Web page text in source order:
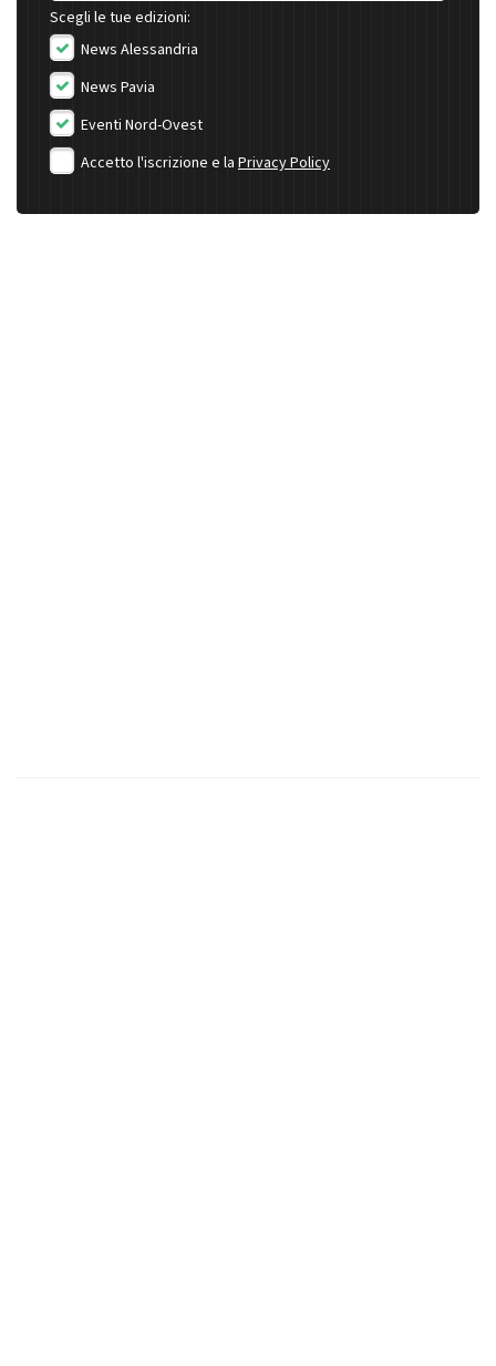
Scegli le tue edizioni:
News Alessandria
News Pavia
Eventi Nord-Ovest
Accetto l'iscrizione e la Privacy Policy